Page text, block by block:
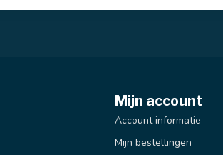
Mijn account
Account informatie
Mijn bestellingen